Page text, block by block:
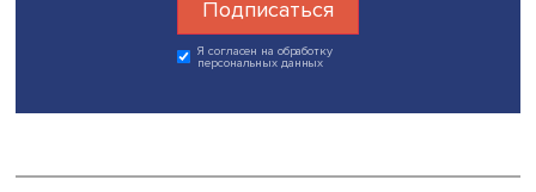
заместитель министра окружающей среды, климата,
гостиничного бизнеса Республики Зимбабве Барбара
Видеозапись сессии можно посмотреть поссылке.